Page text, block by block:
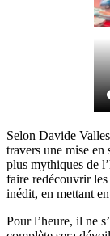
Selon Davide
travers une mise en
plus mythiques de
faire redécouvrir les
inédit, en mettant
Pour l’heure, il ne